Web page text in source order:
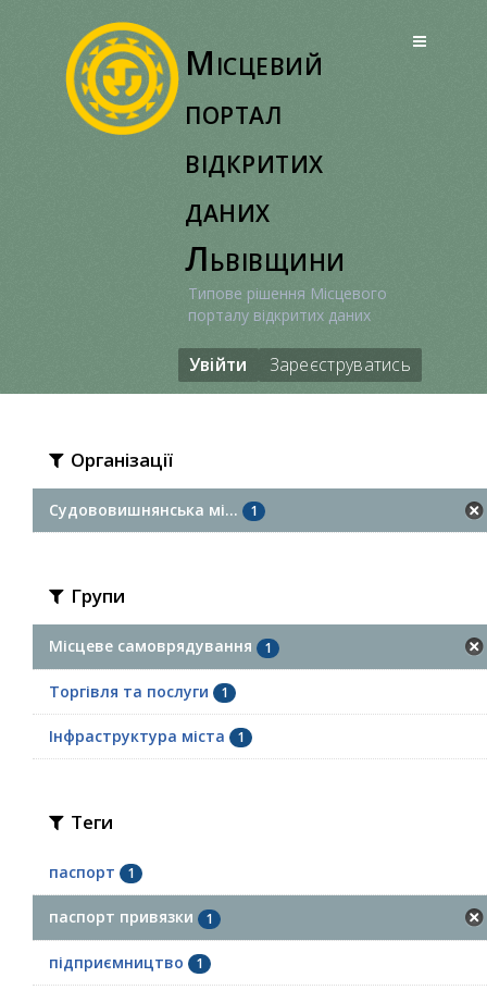
Місцевий
портал
відкритих
даних
Львівщини
Типове рішення Місцевого
порталу відкритих даних
Увійти Зареєструватись
Організації
Судововишнянська мі... 1
Групи
Місцеве самоврядування 1
Торгівля та послуги 1
Інфраструктура міста 1
Теги
паспорт 1
паспорт привязки 1
підприємництво 1